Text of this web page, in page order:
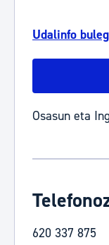
Udalinfo
Osasun eta
620 337 875